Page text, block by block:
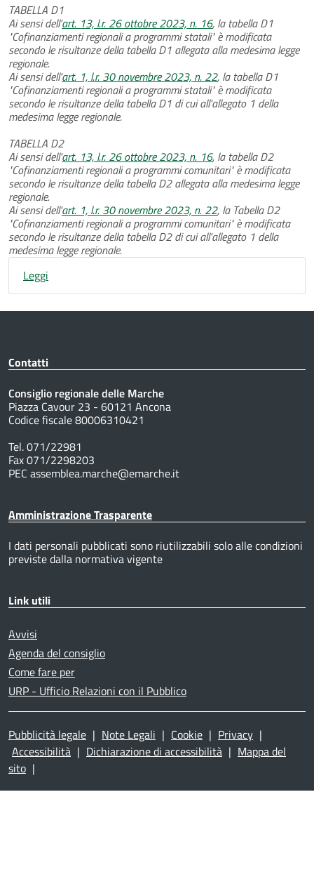
TABELLA D1
Ai sensi dell'art. 13, l.r. 26 ottobre 2023, n. 16, la tabella D1
"Cofinanziamenti regionali a programmi statali" è modificata
secondo le risultanze della tabella D1 allegata alla medesima legge
regionale.
Ai sensi dell'art. 1, l.r. 30 novembre 2023, n. 22, la tabella D1
"Cofinanziamenti regionali a programmi statali" è modificata
secondo le risultanze della tabella D1 di cui all'allegato 1 della
medesima legge regionale.
TABELLA D2
Ai sensi dell'art. 13, l.r. 26 ottobre 2023, n. 16, la tabella D2
"Cofinanziamenti regionali a programmi comunitari" è modificata
secondo le risultanze della tabella D2 allegata alla medesima legge
regionale.
Ai sensi dell'art. 1, l.r. 30 novembre 2023, n. 22, la Tabella D2
"Cofinanziamenti regionali a programmi comunitari" è modificata
secondo le risultanze della tabella D2 di cui all'allegato 1 della
medesima legge regionale.
Leggi
Contatti
Consiglio regionale delle Marche
Piazza Cavour 23 - 60121 Ancona
Codice fiscale 80006310421
Tel. 071/22981
Fax 071/2298203
PEC assemblea.marche@emarche.it
Amministrazione Trasparente
I dati personali pubblicati sono riutilizzabili solo alle condizioni
previste dalla normativa vigente
Link utili
Avvisi
Agenda del consiglio
Come fare per
URP - Ufficio Relazioni con il Pubblico
Pubblicità legale | Note Legali | Cookie | Privacy |
Accessibilità | Dichiarazione di accessibilità | Mappa del
sito |